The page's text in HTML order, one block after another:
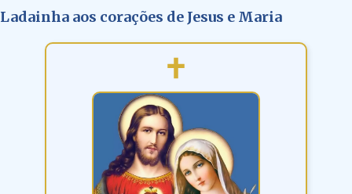
Ladainha aos corações de Jesus e Maria